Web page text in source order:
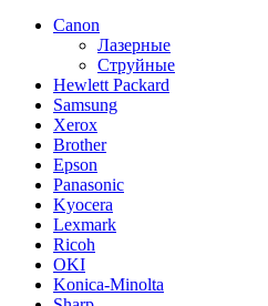
Canon
Лазерные
Струйные
Hewlett Packard
Samsung
Xerox
Brother
Epson
Panasonic
Kyocera
Lexmark
Ricoh
OKI
Konica-Minolta